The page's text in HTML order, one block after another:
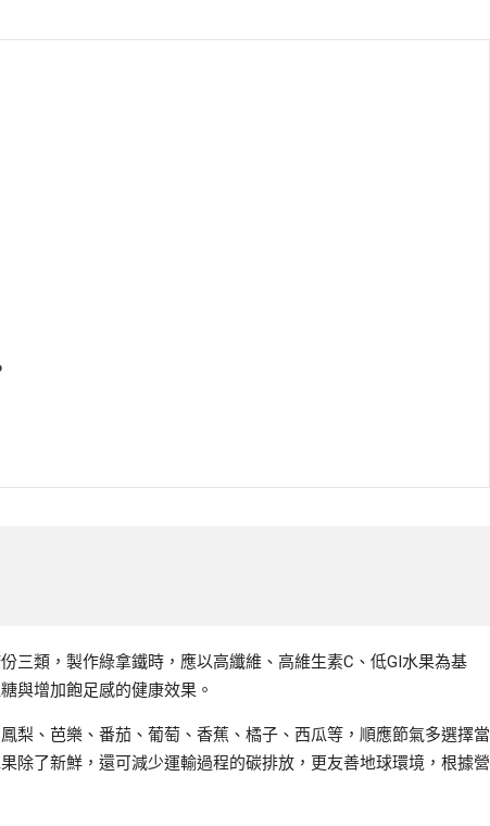
三類，製作綠拿鐵時，應以高纖維、高維生素C、低GI水果為基
與增加飽足感的健康效果。
梨、芭樂、番茄、葡萄、香蕉、橘子、西瓜等，順應節氣多選擇當
除了新鮮，還可減少運輸過程的碳排放，更友善地球環境，根據營